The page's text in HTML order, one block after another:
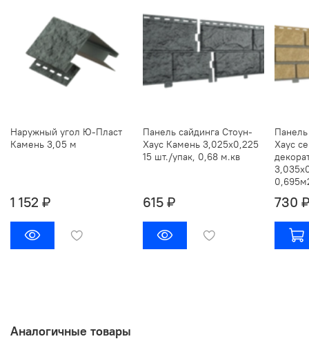
Наружный угол Ю-Пласт
Камень 3,05 м
1 152 ₽
Панель сайдинга Стоун-
Хаус Камень 3,025х0,225
15 шт./упак, 0,68 м.кв
615 ₽
Хаус
730 ₽
Аналогичные товары